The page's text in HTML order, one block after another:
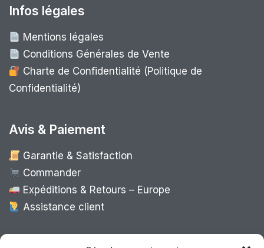
Infos légales
Mentions légales
Conditions Générales de Vente
Charte de Confidentialité (Politique de
Confidentialité)
Avis & Paiement
Garantie & Satisfaction
Commander
Expéditions & Retours – Europe
Assistance client